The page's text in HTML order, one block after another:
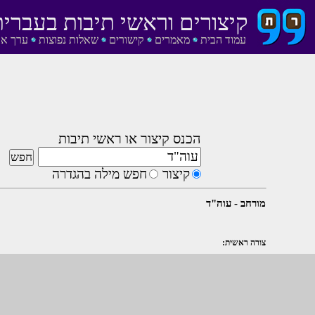
עמוד הבית מאמרים קישורים שאלות נפוצות ערך
קיצורים וראשי תיבות
הכנס קיצור או ראשי תיבות
קיצור חפש מילה בהגדרה
מורחב - עוה"ד
צורה ראשית: